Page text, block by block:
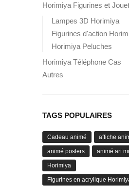
Horimiya Figurines et
Lampes 3D Horimiya
Figurines d'action
Horimiya Peluches
Horimiya Téléphone Cas
Autres
TAGS POPULAIRES
Cadeau animé affiche
animé posters animé art
Horimiya
Figurines en acrylique